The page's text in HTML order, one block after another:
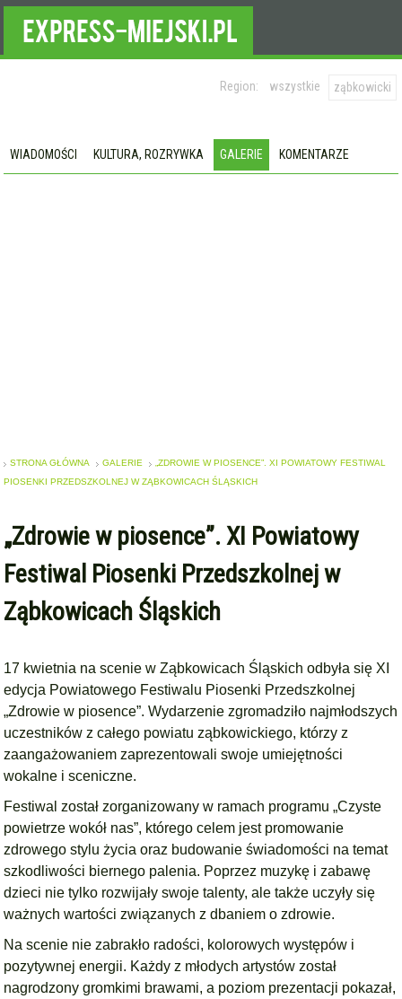
Region: wszystkie ząbkowicki
WIADOMOŚCI KULTURA, ROZRYWKA GALERIE KOMENTARZE
STRONA GŁÓWNA GALERIE
„ZDROWIE W PIOSENCE”. XI POWIATOWY FESTIWAL
PIOSENKI PRZEDSZKOLNEJ W ZĄBKOWICACH ŚLĄSKICH
„Zdrowie w piosence”. XI Powiatowy
Festiwal Piosenki Przedszkolnej w
Ząbkowicach Śląskich
17 kwietnia na scenie w Ząbkowicach Śląskich odbyła się XI
edycja Powiatowego Festiwalu Piosenki Przedszkolnej
„Zdrowie w piosence”. Wydarzenie zgromadziło najmłodszych
uczestników z całego powiatu ząbkowickiego, którzy z
zaangażowaniem zaprezentowali swoje umiejętności
wokalne i sceniczne.
Festiwal został zorganizowany w ramach programu „Czyste
powietrze wokół nas”, którego celem jest promowanie
zdrowego stylu życia oraz budowanie świadomości na temat
szkodliwości biernego palenia. Poprzez muzykę i zabawę
dzieci nie tylko rozwijały swoje talenty, ale także uczyły się
ważnych wartości związanych z dbaniem o zdrowie.
Na scenie nie zabrakło radości, kolorowych występów i
pozytywnej energii. Każdy z młodych artystów został
nagrodzony gromkimi brawami, a poziom prezentacji pokazał,